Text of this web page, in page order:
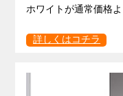
ホワイトが通常価格
詳しくはコチラ